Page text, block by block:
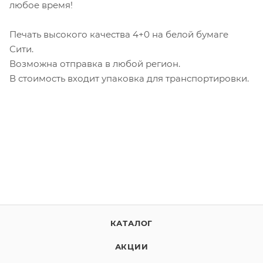
любое время!
Печать высокого качества 4+0 на белой бумаге
Сити.
Возможна отправка в любой регион.
В стоимость входит упаковка для транспортировки.
КАТАЛОГ
АКЦИИ